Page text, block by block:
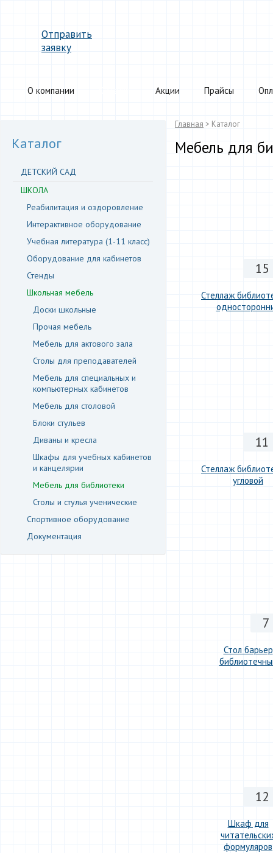
Отправить
заявку
О компании Акции Прайсы
Каталог
ДЕТСКИЙ САД
ШКОЛА
Реабилитация и оздоровление
Интерактивное оборудование
Учебная литература (1-11 класс)
Оборудование для кабинетов
Стенды
Школьная мебель
Доски школьные
Прочая мебель
Мебель для актового зала
Столы для преподавателей
Мебель для специальных и
компьютерных кабинетов
Мебель для столовой
Блоки стульев
Диваны и кресла
Шкафы для учебных кабинетов
и канцелярии
Мебель для библиотеки
Столы и стулья ученические
Спортивное оборудование
Документация
Главная > Каталог
Мебель для
Стеллаж
Стеллаж
угловой
Стол барьер
Шкаф для
формуляров